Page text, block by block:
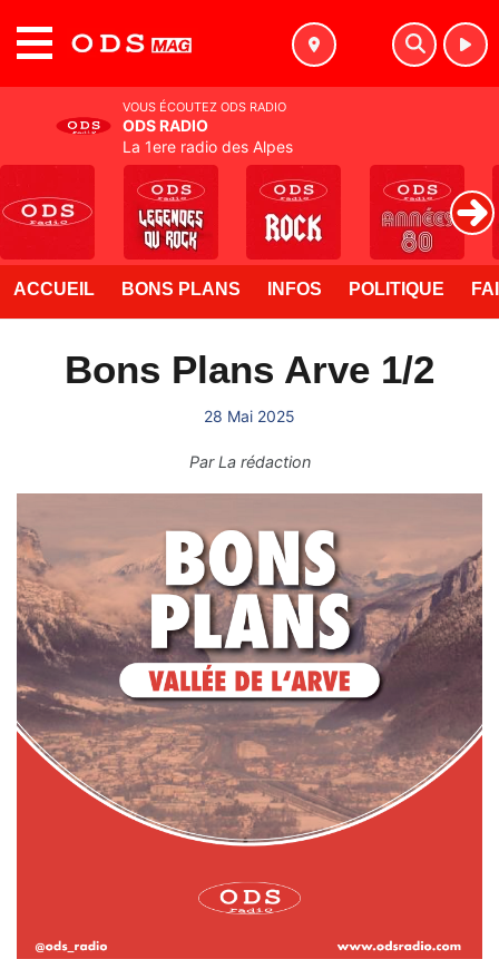
ACCUEIL BONS PLANS INFOS POLITIQUE
Bons Plans Arve 1/2
28 Mai 2025
ParLa rédaction
VOUS ÉCOUTEZ ODS RADIO
ODS RADIO
La 1ere radio des Alpes